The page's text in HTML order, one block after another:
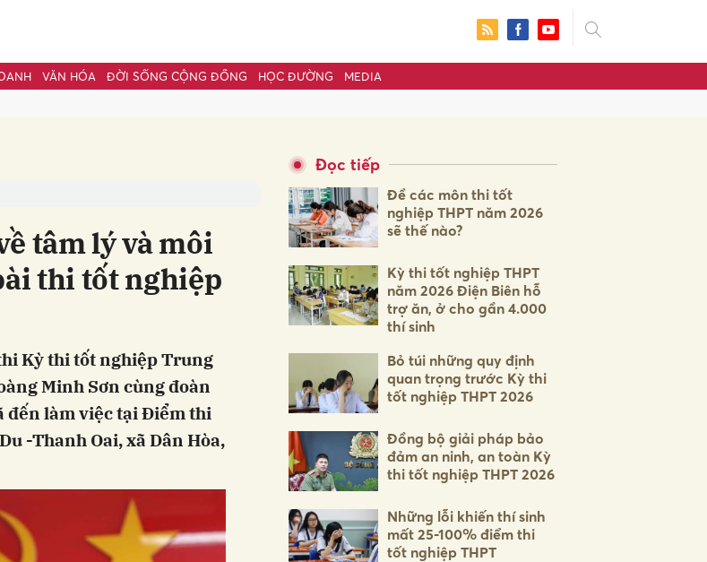
VĂN HÓA ĐỜI SỐNG CỘNG ĐỒNG HỌC ĐƯỜNG MEDIA
tâm lý và môi
thi tốt nghiệp
Kỳ thi tốt nghiệp Trung
Minh Sơn cùng đoàn
đến làm việc tại Điểm thi
-Thanh Oai, xã Dân Hòa,
Đọc tiếp
Đề các môn thi tốt
nghiệp THPT năm 2026
sẽ thế nào?
Kỳ thi tốt nghiệp THPT
năm 2026 Điện Biên hỗ
trợ ăn, ở cho gần 4.000
thí sinh
Bỏ túi những quy định
quan trọng trước Kỳ thi
tốt nghiệp THPT 2026
Đồng bộ giải pháp bảo
đảm an ninh, an toàn Kỳ
thi tốt nghiệp THPT 2026
Những lỗi khiến thí sinh
mất 25-100% điểm thi
tốt nghiệp THPT